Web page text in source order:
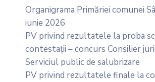
Organigrama Primăriei comunei
iunie 2026
PV privind rezultatele la proba
contestații – concurs Consilier
Serviciul public de salubrizare
PV privind rezultatele finale la